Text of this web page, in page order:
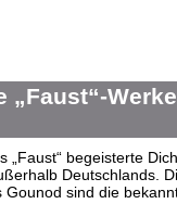
„Faust“-
„Faust“ begeisterte
Deutschlands.
Gounod sind die